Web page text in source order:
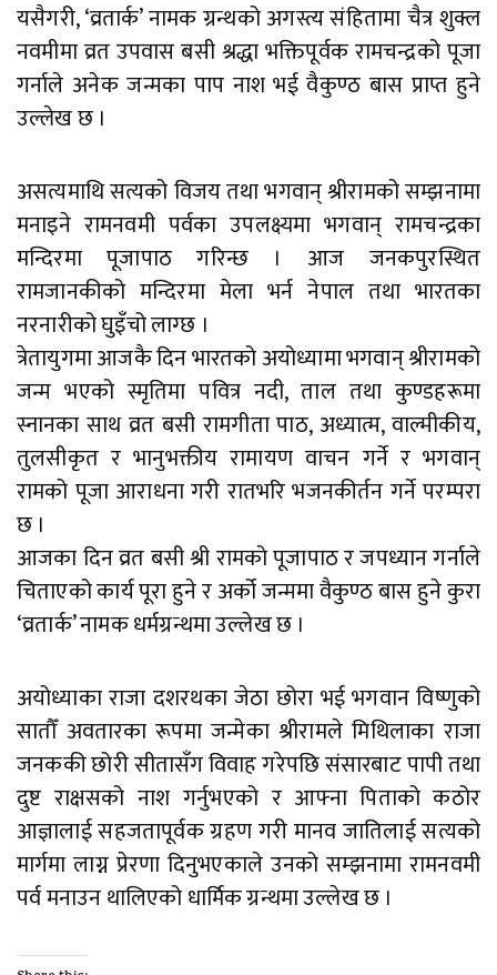
यसैगरी, ‘व्रतार्क’ नामक ग्रन्थको अगस्त्य संहितामा चैत्र शुक्ल
नवमीमा व्रत उपवास बसी श्रद्धा भक्तिपूर्वक रामचन्द्रको पूजा
गर्नाले अनेक जन्मका पाप नाश भई वैकुण्ठ बास प्राप्त हुने
उल्लेख छ ।
असत्यमाथि सत्यको विजय तथा भगवान् श्रीरामको सम्झनामा
मनाइने रामनवमी पर्वका उपलक्ष्यमा भगवान् रामचन्द्रका
मन्दिरमा पूजापाठ गरिन्छ । आज जनकपुरस्थित
रामजानकीको मन्दिरमा मेला भर्न नेपाल तथा भारतका
नरनारीको घुइँचो लाग्छ ।
त्रेतायुगमा आजकै दिन भारतको अयोध्यामा भगवान् श्रीरामको
जन्म भएको स्मृतिमा पवित्र नदी, ताल तथा कुण्डहरूमा
स्नानका साथ व्रत बसी रामगीता पाठ, अध्यात्म, वाल्मीकीय,
तुलसीकृत र भानुभक्तीय रामायण वाचन गर्ने र भगवान्
रामको पूजा आराधना गरी रातभरि भजनकीर्तन गर्ने परम्परा
छ ।
आजका दिन व्रत बसी श्री रामको पूजापाठ र जपध्यान गर्नाले
चिताएको कार्य पूरा हुने र अर्को जन्ममा वैकुण्ठ बास हुने कुरा
‘व्रतार्क’ नामक धर्मग्रन्थमा उल्लेख छ ।
अयोध्याका राजा दशरथका जेठा छोरा भई भगवान विष्णुको
सातौँ अवतारका रूपमा जन्मेका श्रीरामले मिथिलाका राजा
जनककी छोरी सीतासँग विवाह गरेपछि संसारबाट पापी तथा
दुष्ट राक्षसको नाश गर्नुभएको र आफ्ना पिताको कठोर
आज्ञालाई सहजतापूर्वक ग्रहण गरी मानव जातिलाई सत्यको
मार्गमा लाग्न प्रेरणा दिनुभएकाले उनको सम्झनामा रामनवमी
पर्व मनाउन थालिएको धार्मिक ग्रन्थमा उल्लेख छ ।